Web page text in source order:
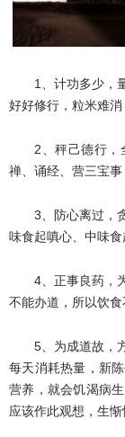
1、计功多少，
好好修行，粒米难消
2、秤己德行
禅、诵经、营三宝事
3、防心离过，
味食起嗔心、中味
4、正事良药，
不能办道，所以饮
5、为成道故，
每天消耗热量，新
营养，就会饥渴病
应该作此观想，生惭